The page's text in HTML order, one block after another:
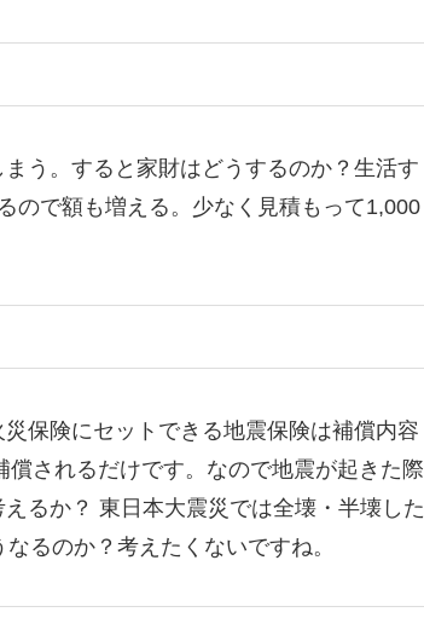
う。すると家財はどうするのか？生活す
ので額も増える。少なく見積もって1,000
保険にセットできる地震保険は補償内容
されるだけです。なので地震が起きた際
るか？ 東日本大震災では全壊・半壊した
るのか？考えたくないですね。